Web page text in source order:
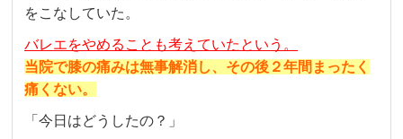
をこなしていた。
バレエをやめることも考えていたという。
当院で膝の痛みは無事解消し、その後２年間まったく
痛くない。
「今日はどうしたの？」